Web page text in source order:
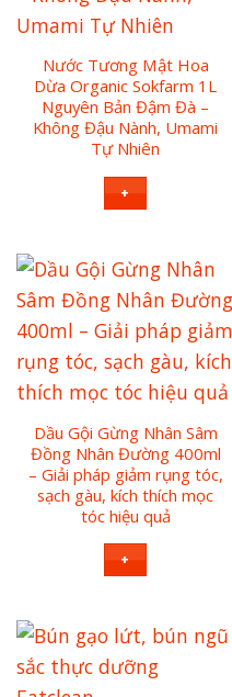
Nước Tương Mật Hoa
Dừa Organic Sokfarm 1L
Nguyên Bản Đậm Đà –
Không Đậu Nành, Umami
Tự Nhiên
+
Dầu Gội Gừng Nhân Sâm
Đồng Nhân Đường 400ml
– Giải pháp giảm rụng tóc,
sạch gàu, kích thích mọc
tóc hiệu quả
+